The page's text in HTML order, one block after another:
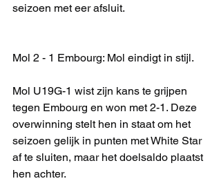
seizoen met eer afsluit.
Mol 2 - 1 Embourg: Mol eindigt in stijl.
Mol U19G-1 wist zijn kans te grijpen
tegen Embourg en won met 2-1. Deze
overwinning stelt hen in staat om het
seizoen gelijk in punten met White Star
af te sluiten, maar het doelsaldo plaatst
hen achter.